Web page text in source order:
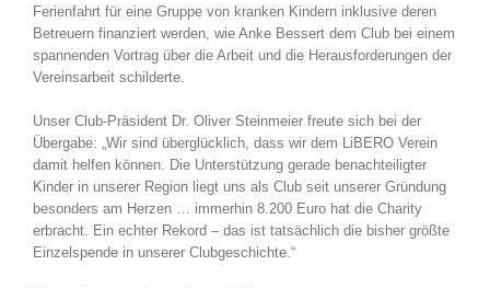
Ferienfahrt für eine Gruppe von kranken Kindern inklusive deren
Betreuern finanziert werden, wie Anke Bessert dem Club bei einem
spannenden Vortrag über die Arbeit und die Herausforderungen der
Vereinsarbeit schilderte.
Unser Club-Präsident Dr. Oliver Steinmeier freute sich bei der
Übergabe: „Wir sind überglücklich, dass wir dem LiBERO Verein
damit helfen können. Die Unterstützung gerade benachteiligter
Kinder in unserer Region liegt uns als Club seit unserer Gründung
besonders am Herzen … immerhin 8.200 Euro hat die Charity
erbracht. Ein echter Rekord – das ist tatsächlich die bisher größte
Einzelspende in unserer Clubgeschichte.“